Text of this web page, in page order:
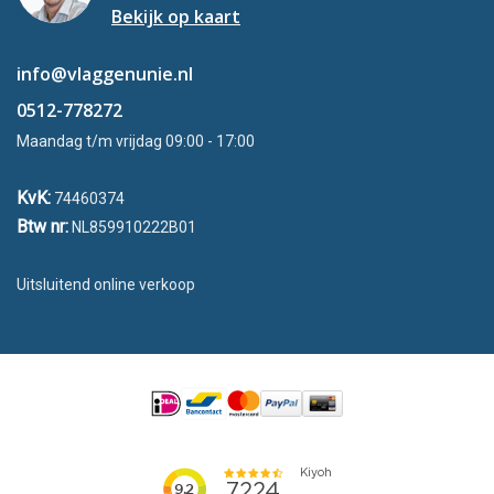
Bekijk op kaart
info@vlaggenunie.nl
0512-778272
Maandag t/m vrijdag 09:00 - 17:00
KvK: 74460374
Btw nr: NL859910222B01
Uitsluitend online verkoop